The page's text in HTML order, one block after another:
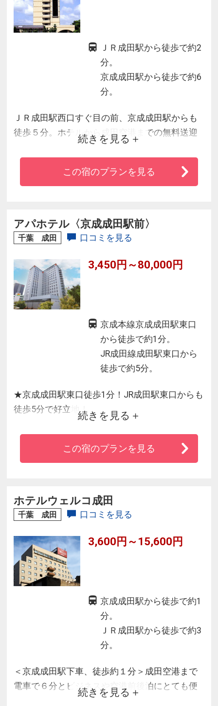
ＪＲ成田駅から徒歩で約2
分。
京成成田駅から徒歩で約6
分。
ＪＲ成田駅西口すぐ目の前、京成成田駅からも
徒歩５分。ホテルから成田空港までの無料送迎
有。フロントは２４時間対応しておりますの
で、遅い時間のチェックイン可能です。ホテル
から徒歩１５分位の場所に江戸の昔から参拝客
続きを見る
この宿のプランを見る
アパホテル〈京成成田駅前〉
千葉 成田 口コミを見る
3,450円～80,000円
京成本線京成成田駅東口
から徒歩で約1分。
JR成田線成田駅東口から
徒歩で約5分。
★京成成田駅東口徒歩1分！JR成田駅東口からも
徒歩5分で好立地！
★光明石温泉大浴殿完備でご宿泊のお客様は無
料でご利用可能♪
★空港直通シャトルバスを毎日運行中！
続きを見る
この宿のプランを見る
ホテルウェルコ成田
千葉 成田 口コミを見る
3,600円～15,600円
京成成田駅から徒歩で約1
分。
ＪＲ成田駅から徒歩で約3
分。
＜京成成田駅下車、徒歩約１分＞成田空港まで
電車で６分とビジネスや空港前後泊にとても便
利。全室Ｗｉ-Ｆｉご利用無料♪
続きを見る